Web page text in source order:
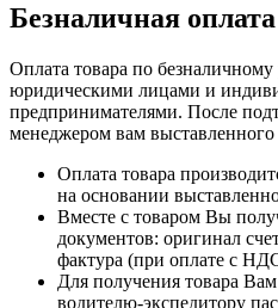
Безналичная
Оплата товара по
юридическими лицами и
предпринимателями. После
менеджером вам выставленного
Оплата товара
на основании
Вместе с товаром Вы
документов: оригинал
фактура (при оплате с
Для получения товара
водителю-экспедитору